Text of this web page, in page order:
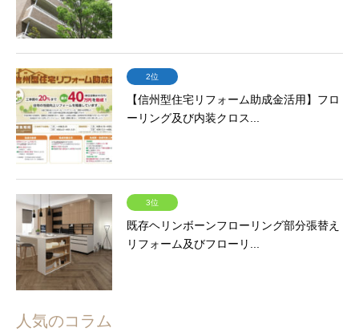
2位
【信州型住宅リフォーム助成金活用】フロ
ーリング及び内装クロス...
3位
既存ヘリンボーンフローリング部分張替え
リフォーム及びフローリ...
人気のコラム